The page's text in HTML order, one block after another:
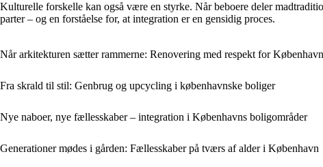
Kulturelle forskelle kan også være en styrke. Når beboere deler
parter – og en forståelse for, at integration er en gensidig proces.
Når arkitekturen sætter rammerne: Renovering med respekt for
Fra skrald til stil: Genbrug og upcycling i københavnske boliger
Nye naboer, nye fællesskaber – integration i Københavns boligområder
Generationer mødes i gården: Fællesskaber på tværs af alder i København